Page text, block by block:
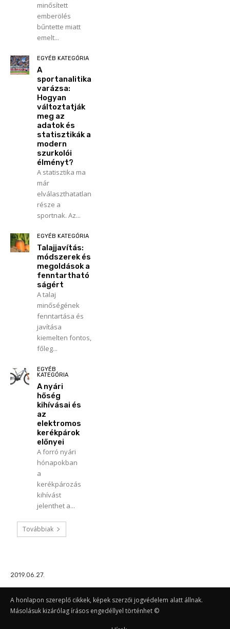
minősített
emberölés
bűntette miatt
emelt...
EGYÉB KATEGÓRIA
A
sportanalitika
varázsa:
Hogyan
változtatják
meg az
adatok és
statisztikák a
modern
szurkolói
élményt?
A statisztika ma
már
elválaszthatatlan
része a
sportnak. Az...
EGYÉB KATEGÓRIA
Talajjavítás:
módszerek és
megoldások a
fenntartható
ságért
A talaj
minőségének
fenntartása és
javítása
kiemelten fontos,
főleg...
EGYÉB
KATEGÓRIA
A nyári
hőség
kihívásai és
az
elektromos
kerékpárok
előnyei
A forró nyári
hónapokban
a
kerékpározás
kihívást
jelenthet a...
Továbbiak
2019.06.27.
A honlapon szereplő cikkek, képek szerzői jogvédelem alatt állnak.
Másolásuk kizárólag írásos engedéllyel történhet ©